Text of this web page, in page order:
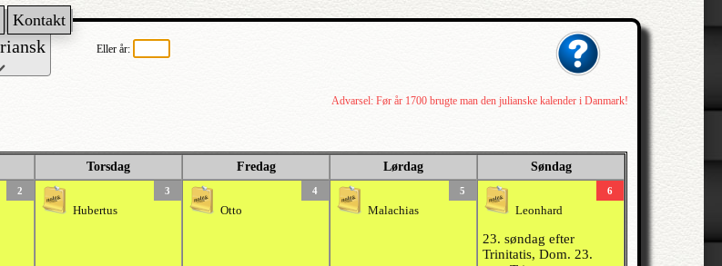
Kontakt
Eller år:
Advarsel: Før år 1700 brugte man den julianske kalender i Danmark!
Torsdag Fredag Lørdag Søndag
2 3
Hubertus
4
Otto
5
Malachias
6
Leonhard
23. søndag efter
Trinitatis, Dom. 23.